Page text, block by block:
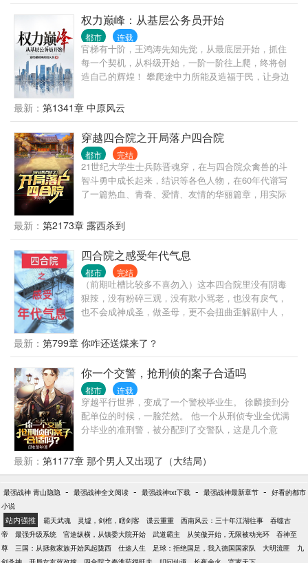
权力巅峰：从基层公务员开始
都市 连载
官梯有十阶，王鸿涛先知先觉，从最底层开始，抓住
每一个契机，从科级开始，一阶一阶往上爬，终将创
造自己的辉煌！ 攀爬途中力所能及造福于民，让身边
如何在宦海中弄潮！ 第一次写，请大家见谅、包容，
适当给点鼓励！
最新： 第1341章 中原风云
穿越四合院之开局落户四合院
都市 完结
21世纪大学生士兵陈晋魂穿，在与四合院众禽兽的斗
智斗勇中成长起来，结识等各色人物，在60年代谱写
了一篇热血、青春、爱情、友情的华丽篇章，用实际
路。
最新： 第2173章 露西杀到
四合院之感受年代气息
都市 完结
（前期吐槽比较多不喜勿入）这本四合院里没有阴毒
狠辣，没有粉碎三观，没有欺小骂老，也没有戾气，
也不会成神成圣，做圣母，更不会扭曲歪解剧中人，
这个年代气息，，，顺便让主角做个好人
最新： 第799章 你咋还送煤来了？
你一个交警，抢刑侦的案子合适吗
都市 连载
穿越平行世界，变成了一个警校毕业生。 徐麟接到分
配单位的时候，一脸茫然。 他一个从刑侦专业全优满
分毕业的准刑警，被分配到了交警队，这是几个意
刑侦的活儿的。 上班第一天，连抓7个惯偷，1个绑架
杀人犯。 第二天，抓捕一个B通。 第三天，挖出了隐
长：“祖宗，咱是交警，你咋天天往刑侦那边送人？”
查，一撸到底！” 罪犯之中流传着一个传说，“哪里都
能去，江云市除外。去了，必被抓！”
最新： 第1177章 那个男人又出现了（大结局）
最强战神 青山隐隐 - 最强战神全文阅读 - 最强战神txt下载 - 最强战神最新章节 - 好看的都市
小说
站内强推 霸天武魂 灵墟，剑棺，瞎剑客 谍云重重 西南风云：三十年江湖往事
吞噬古
帝
最强升级系统 官途纵横，从镇委大院开始 武道霸主 从笑傲开始，无限被动光环
吞神至
尊
三国：从拯救家族开始风起陇西 仕途人生 足球：拒绝国足，我入德国国家队 大明流匪
九